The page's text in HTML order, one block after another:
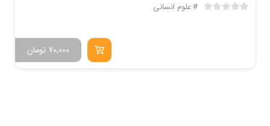
علوم انسانی
تومان 70,000